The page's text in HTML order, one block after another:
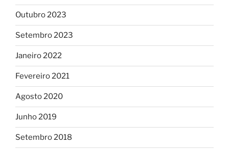
Outubro 2023
Setembro 2023
Janeiro 2022
Fevereiro 2021
Agosto 2020
Junho 2019
Setembro 2018